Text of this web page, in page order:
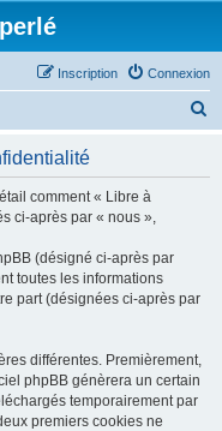
Connexion
Inscription
comment « Libre à
ci-après par « nous »,
(désigné ci-après par
toutes les informations
part (désignées ci-après par
différentes. Premièrement,
phpBB génèrera un certain
temporairement par
premiers cookies ne